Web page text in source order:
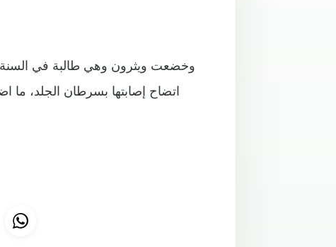
وخضعت ويثرون وهي طالبة في السنة
اتضاح إصابتها بسرطان الجلد، ما